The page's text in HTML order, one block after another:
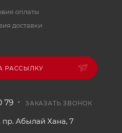
оплаты
доставки
РАССЫЛКУ
79 ЗАКАЗАТЬ ЗВОНОК
пр. Абылай Хана, 7